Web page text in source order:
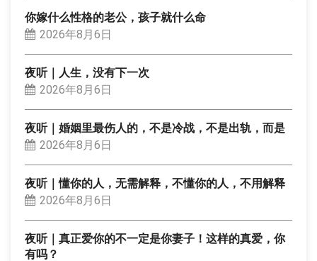
你嫁什么性格的老公，孩子就什么命
2026年8月6日
夜听｜人生，没有下一次
2026年8月6日
夜听｜婚姻里最伤人的，不是冷战，不是出轨，而是
2026年8月6日
夜听｜懂你的人，无需解释，不懂你的人，不用解释
2026年8月6日
夜听｜真正爱你的不一定是你妻子！这样的真爱，你
有吗？